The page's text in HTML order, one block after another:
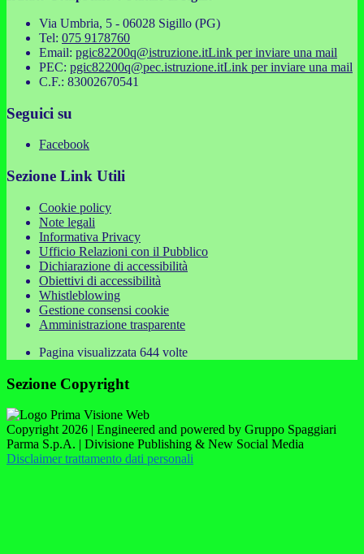
Via Umbria, 5 - 06028 Sigillo (PG)
Tel: 075 9178760
Email: pgic82200q@istruzione.itLink per inviare una mail
PEC: pgic82200q@pec.istruzione.itLink per inviare una mail
C.F.: 83002670541
Seguici su
Facebook
Sezione Link Utili
Cookie policy
Note legali
Informativa Privacy
Ufficio Relazioni con il Pubblico
Dichiarazione di accessibilità
Obiettivi di accessibilità
Whistleblowing
Gestione consensi cookie
Amministrazione trasparente
Pagina visualizzata 644 volte
Sezione Copyright
Copyright 2026 | Engineered and powered by Gruppo Spaggiari
Parma S.p.A. | Divisione Publishing & New Social Media
Disclaimer trattamento dati personali